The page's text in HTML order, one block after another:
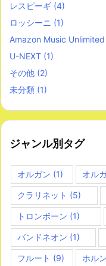
レスピーギ (4)
ロッシーニ (1)
Amazon Music Unlimited
U-NEXT (1)
その他 (2)
未分類 (1)
ジャンル別タグ
オルガン (1) オル
クラリネット (5)
トロンボーン (1)
バンドネオン (1)
フルート (9) ホルン